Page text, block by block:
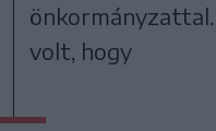
volt, hogy